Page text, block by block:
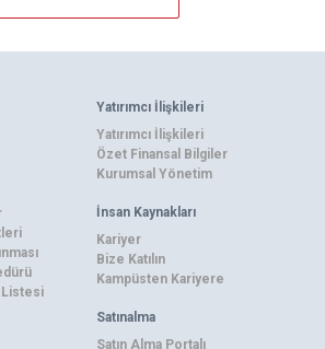
Listesi
Yatırımcı İlişkileri
Yatırımcı İlişkileri
Özet Finansal Bilgiler
Kurumsal Yönetim
İnsan Kaynakları
Kariyer
Bize Katılın
Kampüsten Kariyere
Satınalma
Satın Alma Portalı